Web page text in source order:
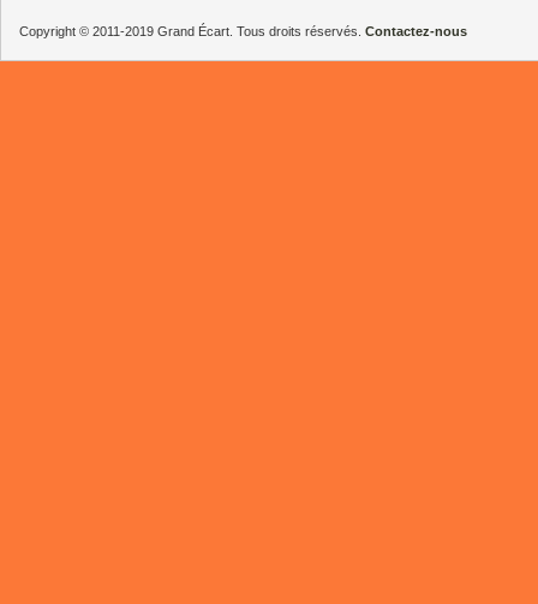
Copyright © 2011-2019 Grand Écart. Tous droits réservés. Contactez-nous